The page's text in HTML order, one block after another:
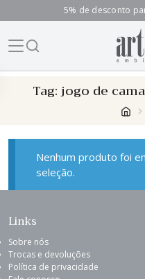
5% de desconto
Tag:jogo de
Nenhum produto foi
seleção.
Links
Sobre nós
Trocas e devoluções
Política de privacidade